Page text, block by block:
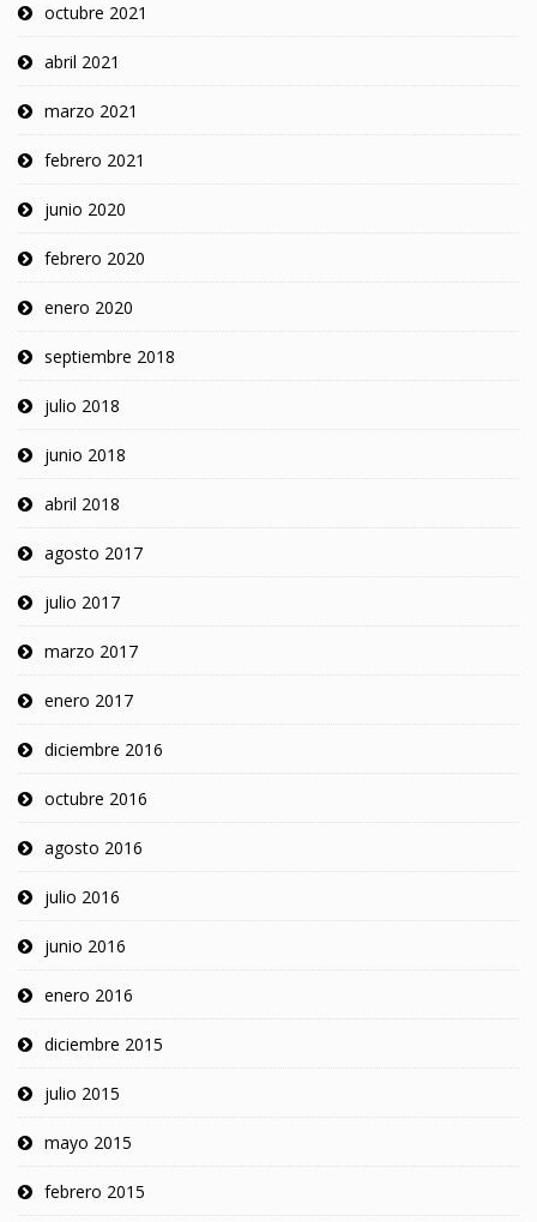
octubre 2021
abril 2021
marzo 2021
febrero 2021
junio 2020
febrero 2020
enero 2020
septiembre 2018
julio 2018
junio 2018
abril 2018
agosto 2017
julio 2017
marzo 2017
enero 2017
diciembre 2016
octubre 2016
agosto 2016
julio 2016
junio 2016
enero 2016
diciembre 2015
julio 2015
mayo 2015
febrero 2015